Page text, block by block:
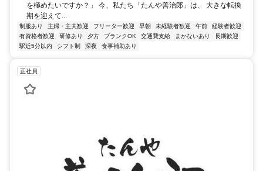
を極めたいですか？」 今、私たち「たんや善治郎」は、 大きな転換
期を迎えて...
制服あり 主婦・主夫歓迎 フリーター歓迎 早朝 未経験者歓迎 午前
経験者歓迎
有資格者歓迎
研修あり 夕方 ブランクOK 交通費支給 まかないあり
長期歓迎
駅近5分以内
シフト制 深夜 食事補助あり
正社員